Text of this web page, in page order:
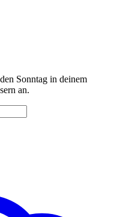
Sonntag in deinem
an.